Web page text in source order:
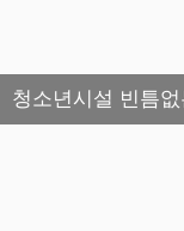
청소년시설 빈틈